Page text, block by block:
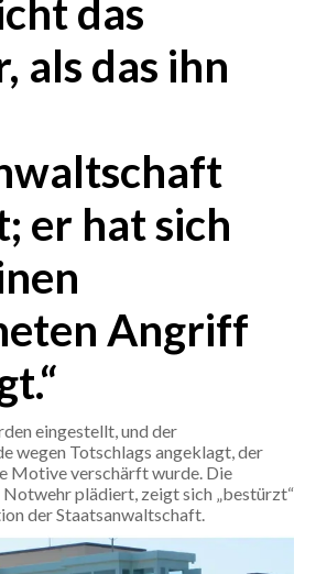
das
als das ihn
er hat sich
Angriff
eingestellt, und der
wegen Totschlags angeklagt, der
Motive verschärft wurde. Die
plädiert, zeigt sich „bestürzt“
der Staatsanwaltschaft.